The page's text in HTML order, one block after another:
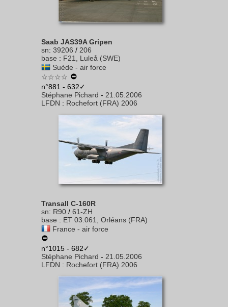
Saab JAS39A Gripen
sn: 39206 / 206
base : F21, Luleå (SWE)
Suède - air force
☆☆☆☆
n°881 - 632✓
Stéphane Pichard - 21.05.2006
LFDN : Rochefort (FRA) 2006
Transall C-160R
sn: R90 / 61-ZH
base : ET 03.061, Orléans (FRA)
France - air force
n°1015 - 682✓
Stéphane Pichard - 21.05.2006
LFDN : Rochefort (FRA) 2006